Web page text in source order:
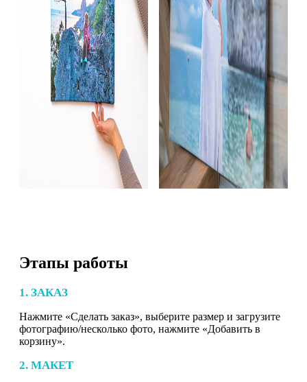
Этапы работы
1. ЗАКАЗ
Нажмите «Сделать заказ», выберите размер и загрузите
фотографию/несколько фото, нажмите «Добавить в
корзину».
2. МАКЕТ